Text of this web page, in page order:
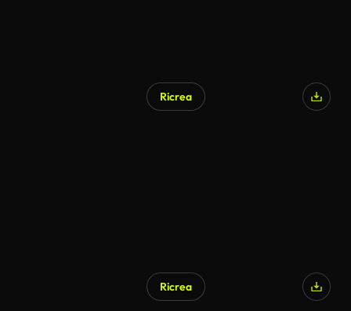
Ricrea
Ricrea